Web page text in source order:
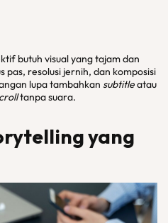
butuh visual yang tajam dan
pas, resolusi jernih, dan komposisi
lupa tambahkan subtitleatau
tanpa suara.
yang